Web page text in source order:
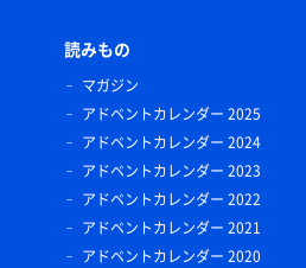
読みもの
マガジン
アドベントカレンダー 2025
アドベントカレンダー 2024
アドベントカレンダー 2023
アドベントカレンダー 2022
アドベントカレンダー 2021
アドベントカレンダー 2020